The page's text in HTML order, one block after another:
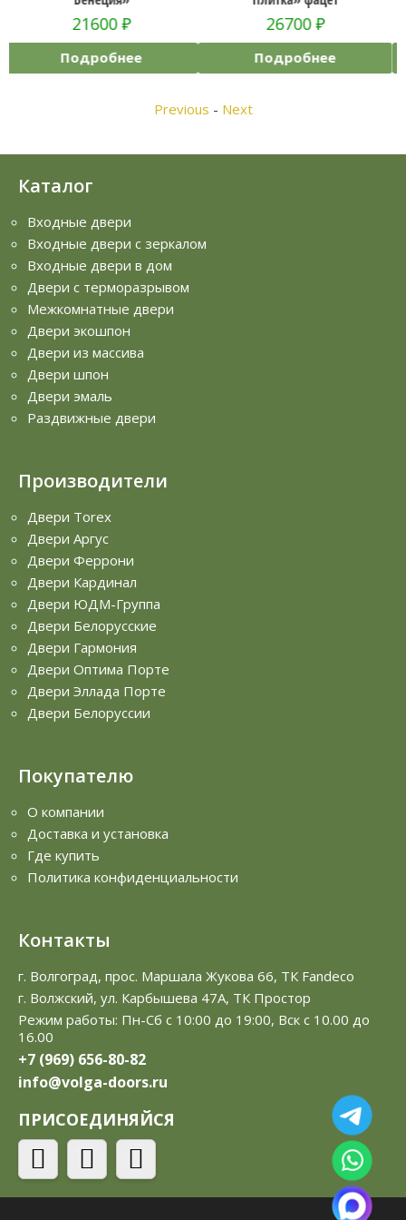
26700
Подробнее
19500
Подробнее
Previous - Next
Каталог
Входные двери
Входные двери с зеркалом
Входные двери в дом
Двери с терморазрывом
Межкомнатные двери
Двери экошпон
Двери из массива
Двери шпон
Двери эмаль
Раздвижные двери
Производители
Двери Torex
Двери Аргус
Двери Феррони
Двери Кардинал
Двери ЮДМ-Группа
Двери Белорусские
Двери Гармония
Двери Оптима Порте
Двери Эллада Порте
Двери Белоруссии
Покупателю
О компании
Доставка и установка
Где купить
Политика конфиденциальности
Контакты
г. Волгоград, прос. Маршала Жукова 66, ТК Fandeco
г. Волжский, ул. Карбышева 47А, ТК Простор
Режим работы: Пн-Сб с 10:00 до 19:00, Вск с 10.00 до
16.00
+7 (969) 656-80-82
info@volga-doors.ru
ПРИСОЕДИНЯЙСЯ